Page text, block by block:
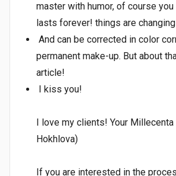
master with humor, of course
lasts forever! things are changing
And can be corrected in color
permanent make-up. But about
article!
I kiss you!
I love my clients! Your
Hokhlova)
If you are interested in the